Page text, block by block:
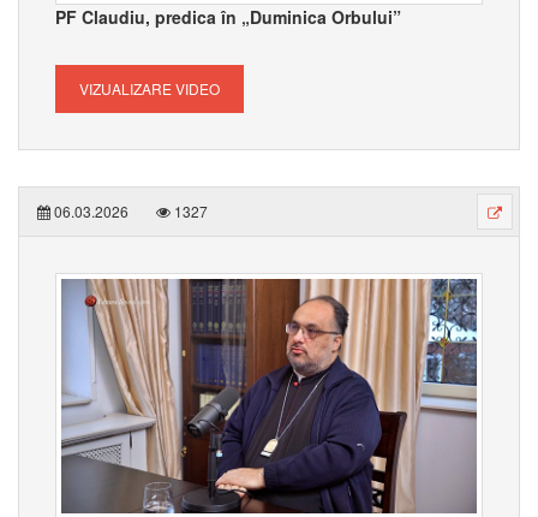
PF Claudiu, predica în „Duminica Orbului”
VIZUALIZARE VIDEO
06.03.2026 1327